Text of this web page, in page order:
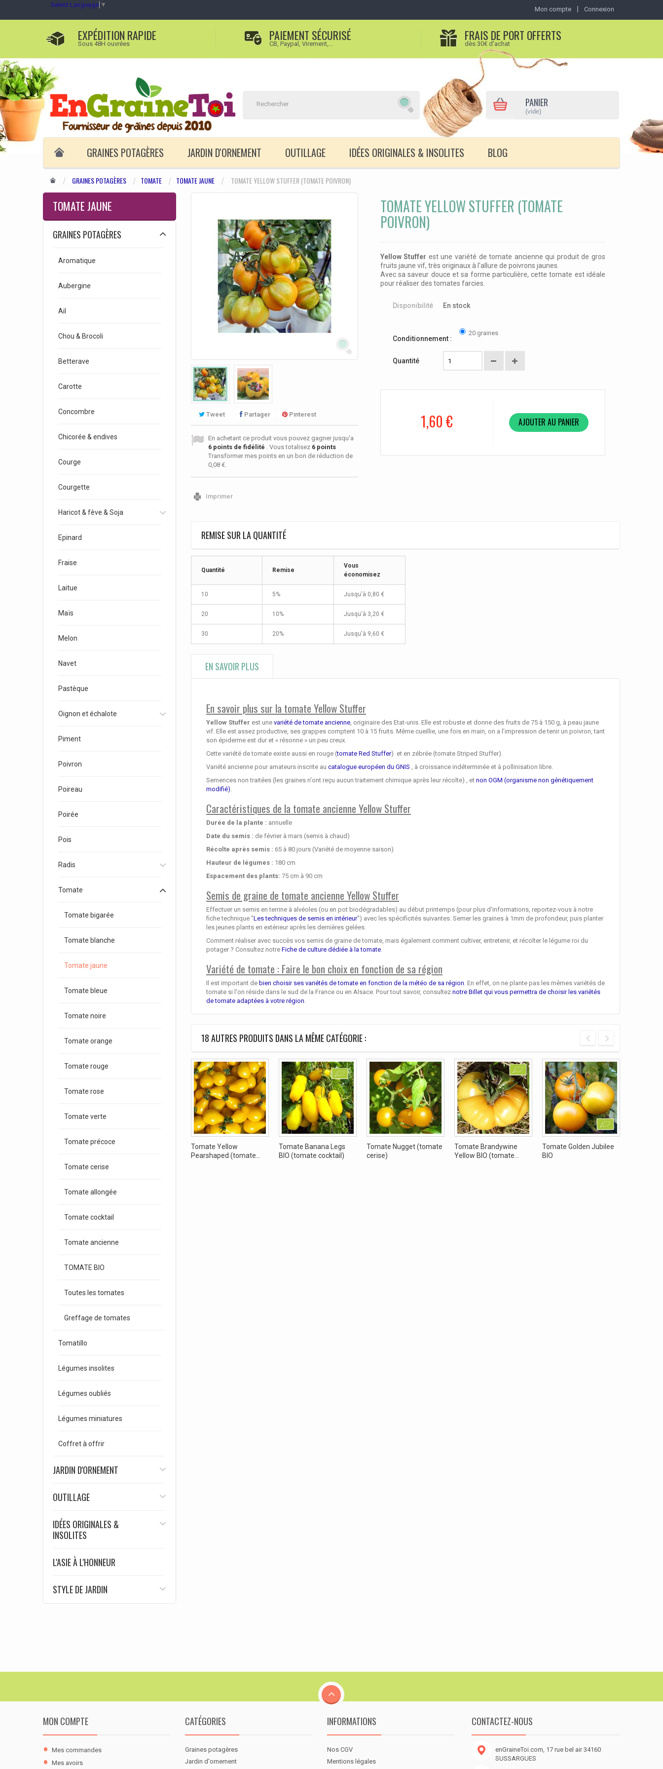
Mon compte Connexion
Select Language ▼
EXPÉDITION RAPIDE
Sous 48H ouvrées
PAIEMENT SÉCURISÉ
CB, Paypal, Virement,...
FRAIS DE PORT OFFERTS
dès 30€ d'achat
PANIER
(vide)
GRAINES POTAGÈRES JARDIN D'ORNEMENT OUTILLAGE IDÉES ORIGINALES & INSOLITES BLOG
GRAINES POTAGÈRES TOMATE TOMATE JAUNE TOMATE YELLOW STUFFER (TOMATE POIVRON)
TOMATE JAUNE
GRAINES POTAGÈRES
Aromatique
Aubergine
Ail
Chou & Brocoli
Betterave
Carotte
Concombre
Chicorée & endives
Courge
Courgette
Haricot & fève & Soja
Epinard
Fraise
Laitue
Maïs
Melon
Navet
Pastèque
Oignon et échalote
Piment
Poivron
Poireau
Poirée
Pois
Radis
Tomate
Tomate bigarée
Tomate blanche
Tomate jaune
Tomate bleue
Tomate noire
Tomate orange
Tomate rouge
Tomate rose
Tomate verte
Tomate précoce
Tomate cerise
Tomate allongée
Tomate cocktail
Tomate ancienne
TOMATE BIO
Toutes les tomates
Greffage de tomates
Tomatillo
Légumes insolites
Légumes oubliés
Légumes miniatures
Coffret à offrir
JARDIN D'ORNEMENT
OUTILLAGE
IDÉES ORIGINALES &
INSOLITES
L'ASIE À L'HONNEUR
STYLE DE JARDIN
Tweet Partager Pinterest
En achetant ce produit vous pouvez gagner jusqu'a
6 points de fidélité . Vous totalisez 6 points
Transformer mes points en un bon de réduction de
0,08 €
Imprimer
TOMATE YELLOW STUFFER (TOMATE
POIVRON)
Yellow Stuffer est une variété de tomate ancienne qui produit de gros
fruits jaune vif, très originaux à l'allure de poivrons jaunes.
Avec sa saveur douce et sa forme particulière, cette tomate est idéale
pour réaliser des tomates farcies.
Disponibilité En stock
Conditionnement :
20 graines
Quantité
1,60 € AJOUTER AU PANIER
REMISE SUR LA QUANTITÉ
Quantité Remise
Vous
économisez
10 5% Jusqu'à 0,80 €
20 10% Jusqu'à 3,20 €
30 20% Jusqu'à 9,60 €
EN SAVOIR PLUS
En savoir plus sur la tomate Yellow Stuffer
Yellow Stuffer est une variété de tomate ancienne , originaire des Etat-unis. Elle est robuste et donne des fruits de 75 à 150 g, à peau jaune
vif. Elle est assez productive, ses grappes comptent 10 à 15 fruits. Même cueillie, une fois en main, on a l’impression de tenir un poivron, tant
son épiderme est dur et « résonne » un peu creux.
Cette variété de tomate existe aussi en rouge (tomate Red Stuffer) et en zébrée (tomate Striped Stuffer).
Variété ancienne pour amateurs inscrite au catalogue européen du GNIS , à croissance indéterminée et à pollinisation libre.
Semences non traitées (les graines n'ont reçu aucun traitement chimique après leur récolte) , et non OGM (organisme non génétiquement
modifié)
Caractéristiques de la tomate ancienne Yellow Stuffer
Durée de la plante : annuelle
Date du semis : de février à mars (semis à chaud)
Récolte après semis : 65 à 80 jours (Variété de moyenne saison)
Hauteur de légumes : 180 cm
Espacement des plants: 75 cm à 90 cm
Semis de graine de tomate ancienne Yellow Stuffer
Effectuer un semis en terrine à alvéoles (ou en pot biodégradables) au début printemps (pour plus d'informations, reportez-vous à notre
fiche technique "Les techniques de semis en intérieur") avec les spécificités suivantes: Semer les graines à 1mm de profondeur, puis planter
les jeunes plants en extérieur après les dernières gelées.
Comment réaliser avec succès vos semis de graine de tomate, mais également comment cultiver, entretenir, et récolter le légume roi du
potager ? Consultez notre Fiche de culture dédiée à la tomate
Variété de tomate : Faire le bon choix en fonction de sa région
Il est important de bien choisir ses variétés de tomate en fonction de la météo de sa région . En effet, on ne plante pas les mêmes variétés de
tomate si l'on réside dans le sud de la France ou en Alsace. Pour tout savoir, consultez notre Billet qui vous permettra de choisir les variétés
de tomate adaptées à votre région
18 AUTRES PRODUITS DANS LA MÊME CATÉGORIE :
Tomate Yellow
Pearshaped (tomate...
Tomate Banana Legs
BIO (tomate cocktail)
Tomate Nugget (tomate
cerise)
Tomate Brandywine
Yellow BIO (tomate...
Tomate Golden Jubilee
BIO
MON COMPTE
Mes commandes
Mes avoirs
CATÉGORIES
Graines potagères
Jardin d'ornement
INFORMATIONS
Nos CGV
Mentions légales
CONTACTEZ-NOUS
enGraineToi.com, 17 rue bel air 34160
SUSSARGUES